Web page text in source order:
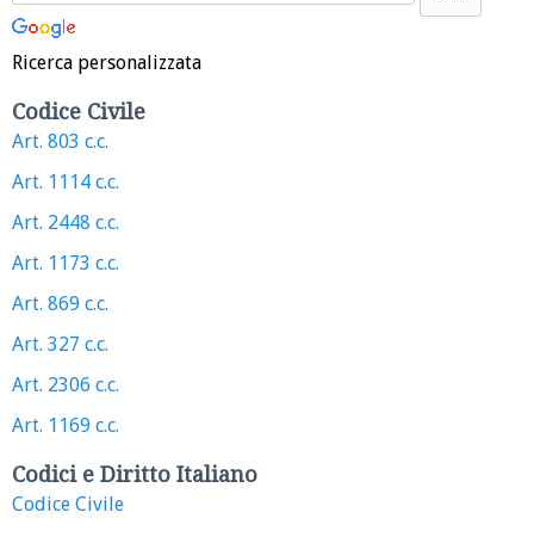
Ricerca personalizzata
Codice Civile
Art. 803 c.c.
Art. 1114 c.c.
Art. 2448 c.c.
Art. 1173 c.c.
Art. 869 c.c.
Art. 327 c.c.
Art. 2306 c.c.
Art. 1169 c.c.
Codici e Diritto Italiano
Codice Civile